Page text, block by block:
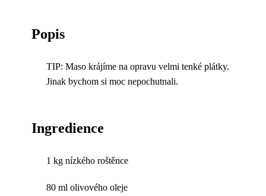
Popis
TIP: Maso krájíme na opravu velmi tenké plátky.
Jinak bychom si moc nepochutnali.
Ingredience
1 kg nízkého roštěnce
80 ml olivového oleje